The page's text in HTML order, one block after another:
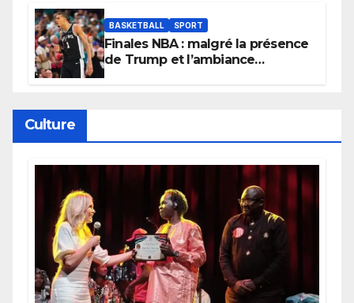
BASKETBALL SPORT
Finales NBA : malgré la présence
de Trump et l’ambiance
Culture